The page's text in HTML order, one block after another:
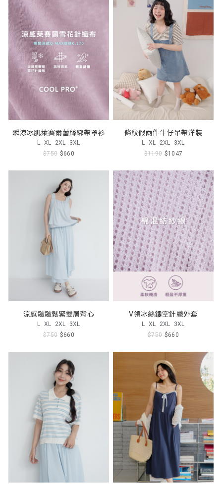
瞬涼冰肌萊賽爾蕾絲綁帶罩衫
L XL 2XL 3XL
$750 $660
條紋假兩件牛仔吊帶洋裝
L XL 2XL 3XL
$1190 $1047
涼感皺皺鬆緊雙層背心
L XL 2XL 3XL
$750 $660
V領冰絲鏤空針織外套
L XL 2XL 3XL
$750 $660